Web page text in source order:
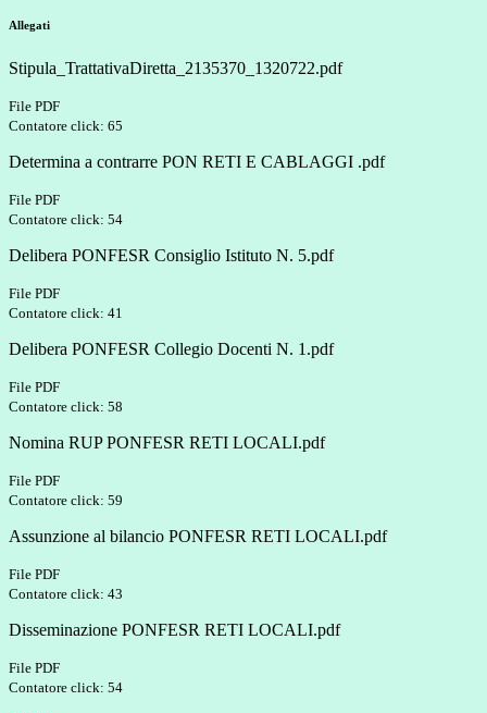
Allegati
Stipula_TrattativaDiretta_2135370_1320722.pdf
File PDF
Contatore click: 65
Determina a contrarre PON RETI E CABLAGGI .pdf
File PDF
Contatore click: 54
Delibera PONFESR Consiglio Istituto N. 5.pdf
File PDF
Contatore click: 41
Delibera PONFESR Collegio Docenti N. 1.pdf
File PDF
Contatore click: 58
Nomina RUP PONFESR RETI LOCALI.pdf
File PDF
Contatore click: 59
Assunzione al bilancio PONFESR RETI LOCALI.pdf
File PDF
Contatore click: 43
Disseminazione PONFESR RETI LOCALI.pdf
File PDF
Contatore click: 54